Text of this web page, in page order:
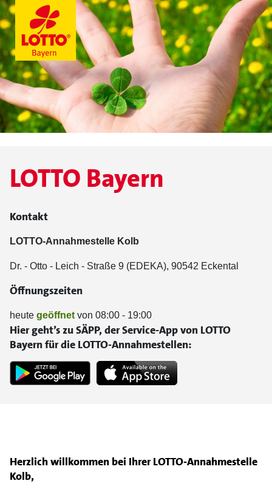
Herzlich willkommen bei Ihrer LOTTO-Annahmestelle
Kolb,
LOTTO Bayern
Kontakt
LOTTO-Annahmestelle Kolb
Dr. - Otto - Leich - Straße 9 (EDEKA), 90542 Eckental
Öffnungszeiten
heute geöffnet von 08:00 - 19:00
Hier geht’s zu SÄPP, der Service-App von LOTTO
Bayern für die LOTTO-Annahmestellen: